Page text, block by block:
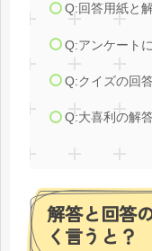
Q:回答用紙と
Q:アンケート
Q:クイズの回
Q:大喜利の解
解答と回答
く言うと？